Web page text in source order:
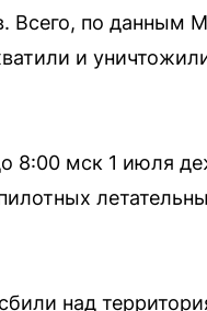
по данным
и
8:00 мск 1 июля
над